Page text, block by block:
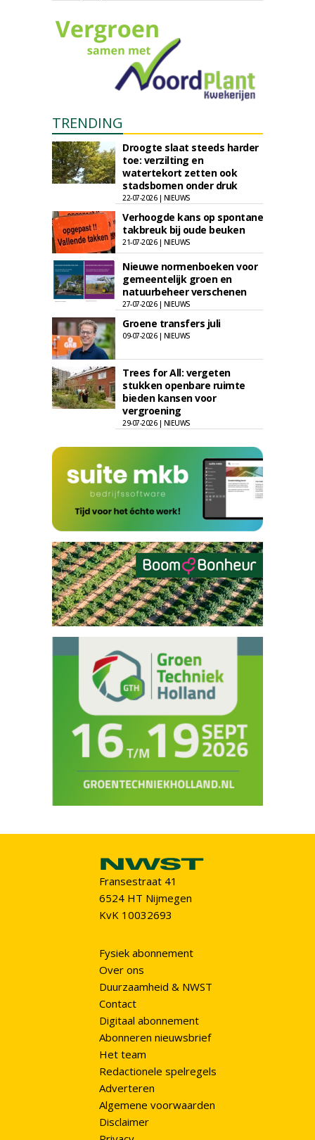
TRENDING
Droogte slaat steeds harder
toe: verzilting en
watertekort zetten ook
stadsbomen onder druk
22-07-2026 | NIEUWS
Verhoogde kans op spontane
takbreuk bij oude beuken
21-07-2026 | NIEUWS
Nieuwe normenboeken voor
gemeentelijk groen en
natuurbeheer verschenen
27-07-2026 | NIEUWS
Groene transfers juli
09-07-2026 | NIEUWS
Trees for All: vergeten
stukken openbare ruimte
bieden kansen voor
vergroening
29-07-2026 | NIEUWS
Fransestraat 41
6524 HT Nijmegen
KvK 10032693
Fysiek abonnement
Over ons
Duurzaamheid & NWST
Contact
Digitaal abonnement
Abonneren nieuwsbrief
Het team
Redactionele spelregels
Adverteren
Algemene voorwaarden
Disclaimer